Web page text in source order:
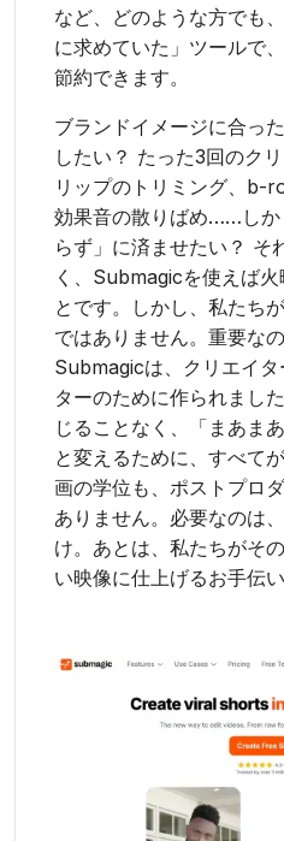
など、どのような方でも
に求めていた」ツールで
節約できます。
ブランドイメージに合っ
したい？ たった3回のク
リップのトリミング、b-
効果音の散りばめ……しか
らず」に済ませたい？ そ
く、Submagicを使えば
とです。しかし、私たち
ではありません。重要な
Submagicは、クリエイ
ターのために作られまし
じることなく、「まあま
と変えるために、すべて
画の学位も、ポストプロ
ありません。必要なのは
け。あとは、私たちがそ
い映像に仕上げるお手伝い